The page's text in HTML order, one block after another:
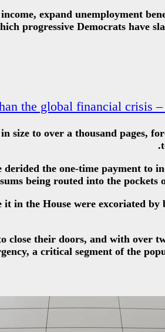
expand unemployment
progressive Democrats have
the global financial crisis
size to over a thousand pages,
the one-time payment to
being routed into the pockets
it in the House were excoriated
close their doors, and with over
a critical segment of the